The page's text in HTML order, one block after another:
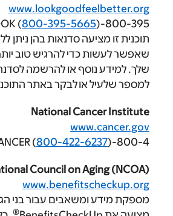
800-395-5665
סדנאות בהן ניתן ללמוד דברים
כדי להרגיש טוב יותר לגבי המראה
או להרשמה לסדנה, נא להתקשר
או לבקר באתר התוכנית.
National
800-422-
National Council on
ומשאבים עבור בני הגיל השלישי.
®